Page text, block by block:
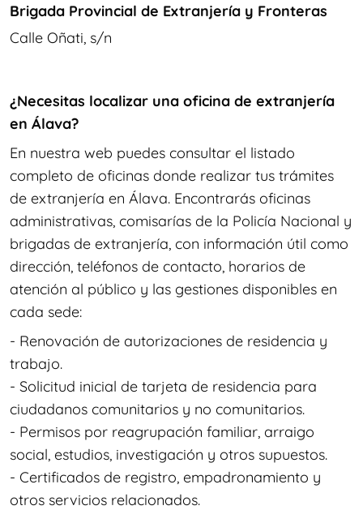
Brigada Provincial de Extranjería y Fronteras
Calle Oñati, s/n
¿Necesitas localizar una oficina de extranjería
en Álava?
En nuestra web puedes consultar el listado
completo de oficinas donde realizar tus trámites
de extranjería en Álava. Encontrarás oficinas
administrativas, comisarías de la Policía Nacional y
brigadas de extranjería, con información útil como
dirección, teléfonos de contacto, horarios de
atención al público y las gestiones disponibles en
cada sede:
- Renovación de autorizaciones de residencia y
trabajo.
- Solicitud inicial de tarjeta de residencia para
ciudadanos comunitarios y no comunitarios.
- Permisos por reagrupación familiar, arraigo
social, estudios, investigación y otros supuestos.
- Certificados de registro, empadronamiento y
otros servicios relacionados.